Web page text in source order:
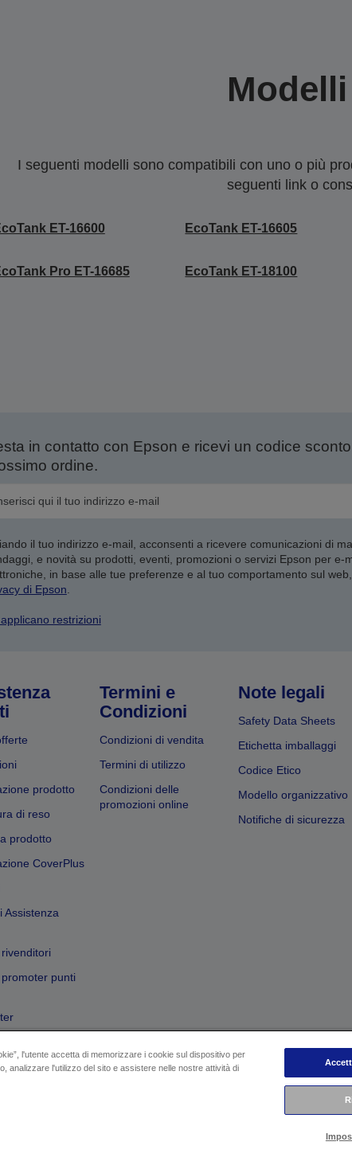
I seguenti modelli sono compatibili con uno o più
seguenti link o
ET-16600 EcoTank ET-16605
Pro ET-16685 EcoTank ET-18100
in contatto con Epson e ricevi un codice sconto
ordine.
il tuo indirizzo e-mail, acconsenti a ricevere comunicazioni di
e novità su prodotti, eventi, promozioni o servizi Epson per e-
in base alle tue preferenze e al tuo comportamento sul
di Epson
restrizioni
prodotto
di reso
prodotto
CoverPlus
Assistenza
punti
Termini e
Condizioni
Condizioni di vendita
Termini di utilizzo
Condizioni delle
promozioni online
Note legali
Safety Data Sheets
Etichetta imballaggi
Codice Etico
Modello organizzativo
Notifiche di sicurezza
Contattaci per informazioni sui tuoi dati
Epson Italia
l'utente accetta di memorizzare i cookie sul dispositivo per
analizzare l'utilizzo del sito e assistere nelle nostre attività di